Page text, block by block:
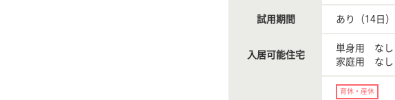
試用期間 あり（14日
入居可能住宅
単身用 なし
家庭用 なし
育休・産休